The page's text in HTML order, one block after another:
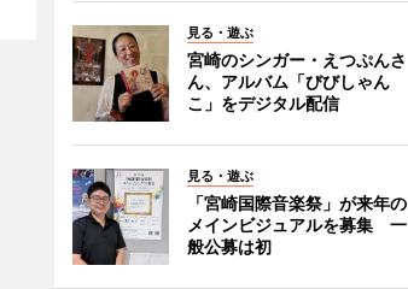
見る・遊ぶ
宮崎のシンガー・えつぷんさ
ん、アルバム「びびしゃん
こ」をデジタル配信
見る・遊ぶ
「宮崎国際音楽祭」が来年の
メインビジュアルを募集 一
般公募は初